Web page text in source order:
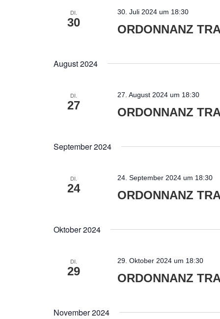
DI.
30
ORDONNANZ
30. Juli 2024 um 18:30
August 2024
DI.
27
ORDONNANZ
27. August 2024 um 18:30
September 2024
DI.
24
ORDONNANZ
24. September 2024 um 18:30
Oktober 2024
DI.
29
ORDONNANZ
29. Oktober 2024 um 18:30
November 2024